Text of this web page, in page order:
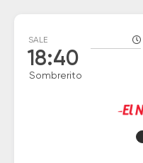
SALE
18:40
Sombrerito